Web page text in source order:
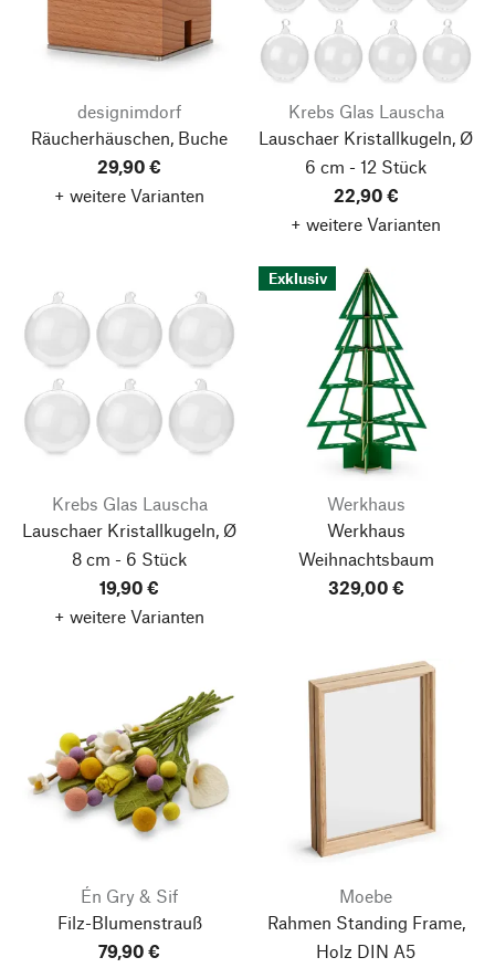
designimdorf
Räucherhäuschen, Buche
29,90 €
+ weitere Varianten
Krebs Glas Lauscha
Lauschaer Kristallkugeln, Ø
6 cm - 12 Stück
22,90 €
+ weitere Varianten
Krebs Glas Lauscha
Lauschaer Kristallkugeln, Ø
8 cm - 6 Stück
19,90 €
+ weitere Varianten
Exklusiv
Werkhaus
Werkhaus
Weihnachtsbaum
329,00 €
Én Gry & Sif
Filz-Blumenstrauß
79,90 €
Moebe
Rahmen Standing Frame,
Holz DIN A5